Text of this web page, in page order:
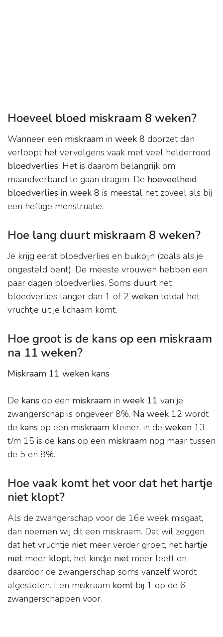
Hoeveel bloed miskraam 8 weken?
Wanneer een miskraam in week 8 doorzet dan
verloopt het vervolgens vaak met veel helderrood
bloedverlies. Het is daarom belangrijk om
maandverband te gaan dragen. De hoeveelheid
bloedverlies in week 8 is meestal net zoveel als bij
een heftige menstruatie.
Hoe lang duurt miskraam 8 weken?
Je krijg eerst bloedverlies en buikpijn (zoals als je
ongesteld bent). De meeste vrouwen hebben een
paar dagen bloedverlies. Soms duurthet
bloedverlies langer dan 1 of 2 weken totdat het
vruchtje uit je lichaam komt.
Hoe groot is de kans op een miskraam
na 11 weken?
Miskraam 11 weken kans
De kans op een miskraam in week 11 van je
zwangerschap is ongeveer 8%. Na week 12 wordt
de kans op een miskraam kleiner, in de weken 13
t/m 15 is de kans op een miskraam nog maar tussen
de 5 en 8%.
Hoe vaak komt het voor dat het hartje
niet klopt?
Als de zwangerschap voor de 16e week misgaat,
dan noemen wij dit een miskraam. Dat wil zeggen
dat het vruchtje nietmeer verder groeit, het hartje
nietmeer klopt, het kindje nietmeer leeft en
daardoor de zwangerschap soms vanzelf wordt
afgestoten. Een miskraam komtbij 1 op de 6
zwangerschappen voor.